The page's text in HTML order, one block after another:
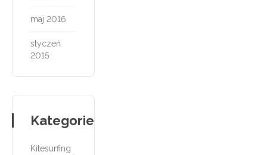
maj 2016
styczeń
2015
Kategorie
Kitesurfing